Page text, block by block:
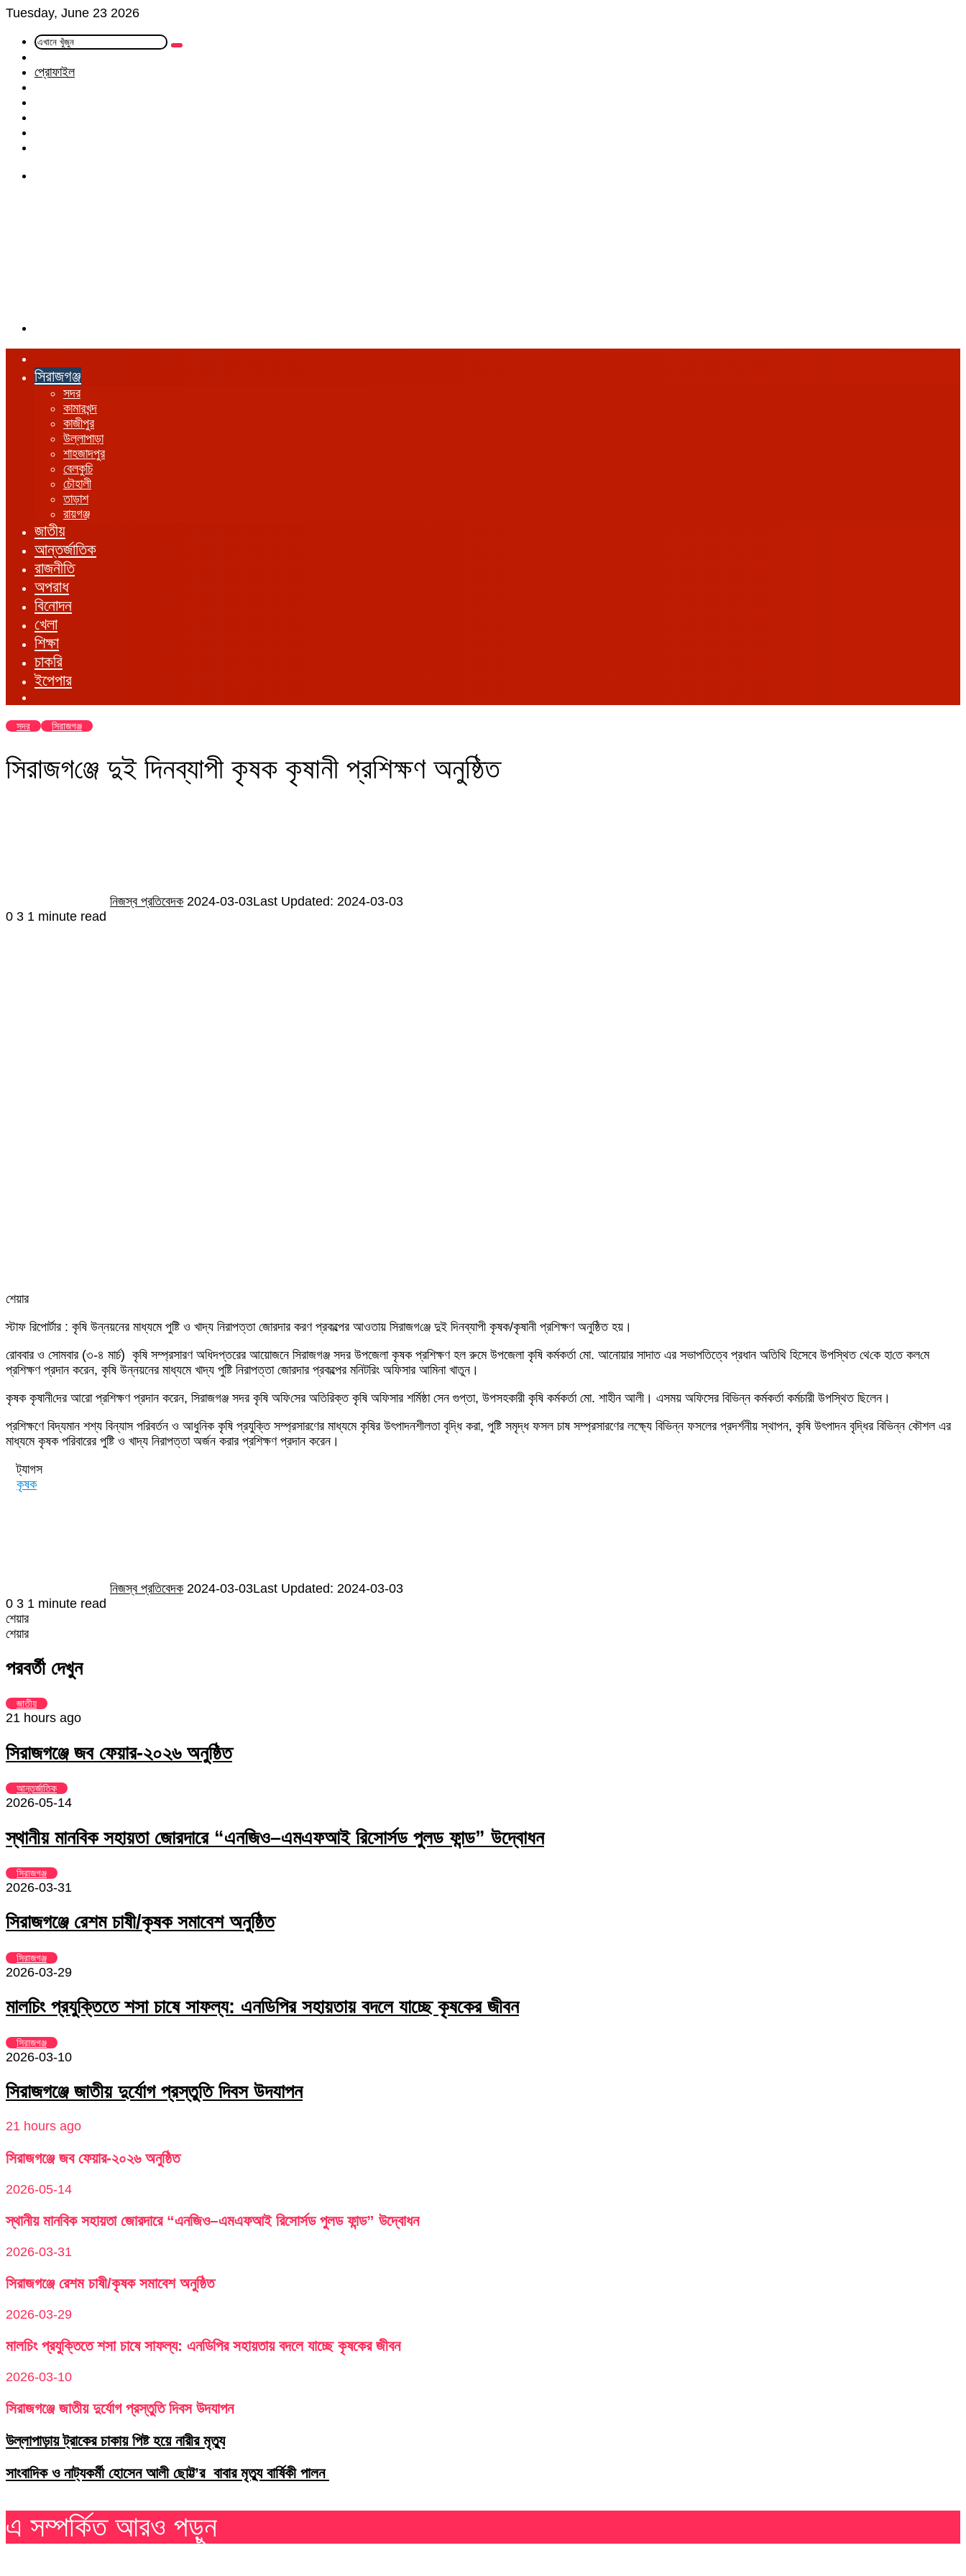
Tuesday, June 23 2026
এখানে
Article
প্রোফাইল
সিরাজগঞ্জ
সদর
কামারখন্দ
কাজীপুর
উল্লাপাড়া
শাহজাদপুর
বেলকুচি
চৌহালী
তাড়াশ
রায়গঞ্জ
জাতীয়
আন্তর্জাতিক
রাজনীতি
অপরাধ
বিনোদন
খেলা
শিক্ষা
চাকরি
ইপেপার
সদর সিরাজগঞ্জ
সিরাজগ‌ঞ্জে দুই দিনব্যাপী কৃষক কৃষানী প্রশিক্ষণ অনুষ্ঠিত
নিজস্ব প্রতিবেদক 2024-03-03Last Updated: 2024-03-03
0 3 1 minute read
শেয়ার
via
স্টাফ রিপোর্টার : কৃষি উন্নয়নের মাধ্যমে পুষ্টি ও খাদ্য নিরাপত্তা জোরদার করণ প্রকল্পের আওতায় সিরাজগ‌ঞ্জে দুই দিনব্যাপী কৃষক/কৃষানী প্রশিক্ষণ অনুষ্ঠিত হয়।
রোববার ও সোমবার (৩-৪ মার্চ) কৃষি সম্প্রসারণ অধিদপ্তরের আয়োজনে ‌সিরাজগঞ্জ সদর উপজেলা কৃষক প্রশিক্ষণ হল রুমে উপজেলা কৃষি কর্মকর্তা মো. আনোয়ার সাদাত এর সভাপতিত্বে প্রধান অতিথি হিসেবে উপস্থিত থে‌কে হা‌তে কল‌মে
প্রশিক্ষণ প্রদান করেন, কৃষি উন্নয়নের মাধ্যমে খাদ্য পুষ্টি নিরাপত্তা জোরদার প্রকল্পের ম‌নিট‌রিং অফিসার আমিনা খাতুন।
কৃষক কৃষানী‌দের আরো প্রশিক্ষণ প্রদান করেন, সিরাজগঞ্জ সদর কৃষি অ‌ফি‌সের অতিরিক্ত কৃ‌ষি অফিসার শর্মিষ্ঠা সেন গুপ্তা, উপসহকারী কৃষি কর্মকর্তা মো. শাহীন আলী। এসময় অফিসের বিভিন্ন কর্মকর্তা কর্মচারী উপস্থিত ছিলেন।
প্রশিক্ষণে বিদ্যমান শশ্য বিন্যাস পরিবর্তন ও আধুনিক কৃষি প্রযুক্তি সম্প্রসারণের মাধ্যমে কৃষির উৎপাদনশীলতা বৃদ্ধি করা, পুষ্টি সমৃদ্ধ ফসল চাষ সম্প্রসারণের লক্ষ্যে বিভিন্ন ফসলের প্রদর্শনীয় স্থাপন, কৃষি উৎপাদন বৃদ্ধির বিভিন্ন কৌশল এর
মাধ্যমে কৃষক পরিবারের পুষ্টি ও খাদ্য নিরাপত্তা অর্জন করার প্রশিক্ষণ প্রদান করেন।
ট্যাগস
কৃষক
নিজস্ব প্রতিবেদক 2024-03-03Last Updated: 2024-03-03
0 3 1 minute read
শেয়ার
Facebook
Twitter
LinkedIn
Skype
Messenger
Messenger
WhatsApp
Telegram
Share
Email
প্রিন্ট
শেয়ার
via
Email
পরবর্তী দেখুন
জাতীয়
21 hours ago
সিরাজগঞ্জে জব ফেয়ার-২০২৬ অনুষ্ঠিত
আন্তর্জাতিক
2026-05-14
স্থানীয় মানবিক সহায়তা জোরদারে “এনজিও–এমএফআই রিসোর্সড পুলড ফান্ড” উদ্বোধন
সিরাজগঞ্জ
2026-03-31
সিরাজগঞ্জে রেশম চাষী/কৃষক সমাবেশ অনুষ্ঠিত
সিরাজগঞ্জ
2026-03-29
মালচিং প্রযুক্তিতে শসা চাষে সাফল্য: এনডিপির সহায়তায় বদলে যাচ্ছে কৃষকের জীবন
সিরাজগঞ্জ
2026-03-10
সিরাজগঞ্জে জাতীয় দুর্যোগ প্রস্তুতি দিবস উদযাপন
21 hours ago
সিরাজগঞ্জে জব ফেয়ার-২০২৬ অনুষ্ঠিত
2026-05-14
স্থানীয় মানবিক সহায়তা জোরদারে “এনজিও–এমএফআই রিসোর্সড পুলড ফান্ড” উদ্বোধন
2026-03-31
সিরাজগঞ্জে রেশম চাষী/কৃষক সমাবেশ অনুষ্ঠিত
2026-03-29
মালচিং প্রযুক্তিতে শসা চাষে সাফল্য: এনডিপির সহায়তায় বদলে যাচ্ছে কৃষকের জীবন
2026-03-10
সিরাজগঞ্জে জাতীয় দুর্যোগ প্রস্তুতি দিবস উদযাপন
উল্লাপাড়ায় ট্রাকের চাকায় পিষ্ট হয়ে নারীর মৃত্যু
সাংবাদিক ও নাট্যকর্মী হোসেন আলী ছোট্ট’র বাবার মৃত্যু বার্ষিকী পালন
এ সম্পর্কিত আরও পড়ুন